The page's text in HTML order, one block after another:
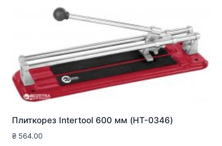
Плиткорез Intertool 600 мм (HT-0346)
₴ 564.00